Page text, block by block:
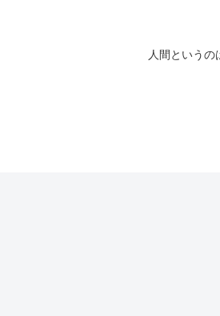
人間というの